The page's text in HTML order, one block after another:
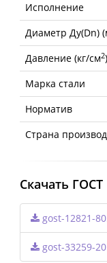
Исполнение
Диаметр Ду(Dn)
Давление (кг/см2)
Марка стали
Норматив
Страна
Скачать ГОСТ
gost-12821-
gost-33259-